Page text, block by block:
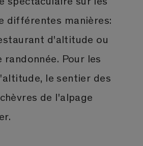
différentes manières:
d'altitude ou
Pour les
le sentier des
de l'alpage